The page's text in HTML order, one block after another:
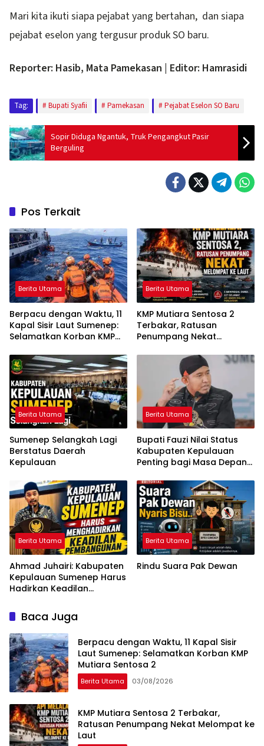
Mari kita ikuti siapa pejabat yang bertahan, dan siapa
pejabat eselon yang tergusur produk SO baru.
Reporter: Hasib, Mata Pamekasan | Editor: Hamrasidi
Tag: Bupati Syafii Pamekasan Pejabat Eselon SO Baru
Sopir Diduga Ngantuk, Truk Pengangkut Pasir
Berguling
Pos Terkait
Berita Utama
Berpacu dengan Waktu, 11
Kapal Sisir Laut Sumenep:
Selamatkan Korban KMP
Berita Utama
KMP Mutiara Sentosa 2
Terbakar, Ratusan
Penumpang Nekat
Berita Utama
Sumenep Selangkah Lagi
Berstatus Daerah
Kepulauan
Berita Utama
Bupati Fauzi Nilai Status
Kabupaten Kepulauan
Penting bagi Masa Depan
Berita Utama
Ahmad Juhairi: Kabupaten
Kepulauan Sumenep Harus
Hadirkan Keadilan
Sekadar Ganti Nama
Berita Utama
Rindu Suara Pak Dewan
Baca Juga
Berpacu dengan Waktu, 11 Kapal Sisir
Laut Sumenep: Selamatkan Korban KMP
Mutiara Sentosa 2
Berita Utama 03/08/2026
KMP Mutiara Sentosa 2 Terbakar,
Ratusan Penumpang Nekat Melompat ke
Laut